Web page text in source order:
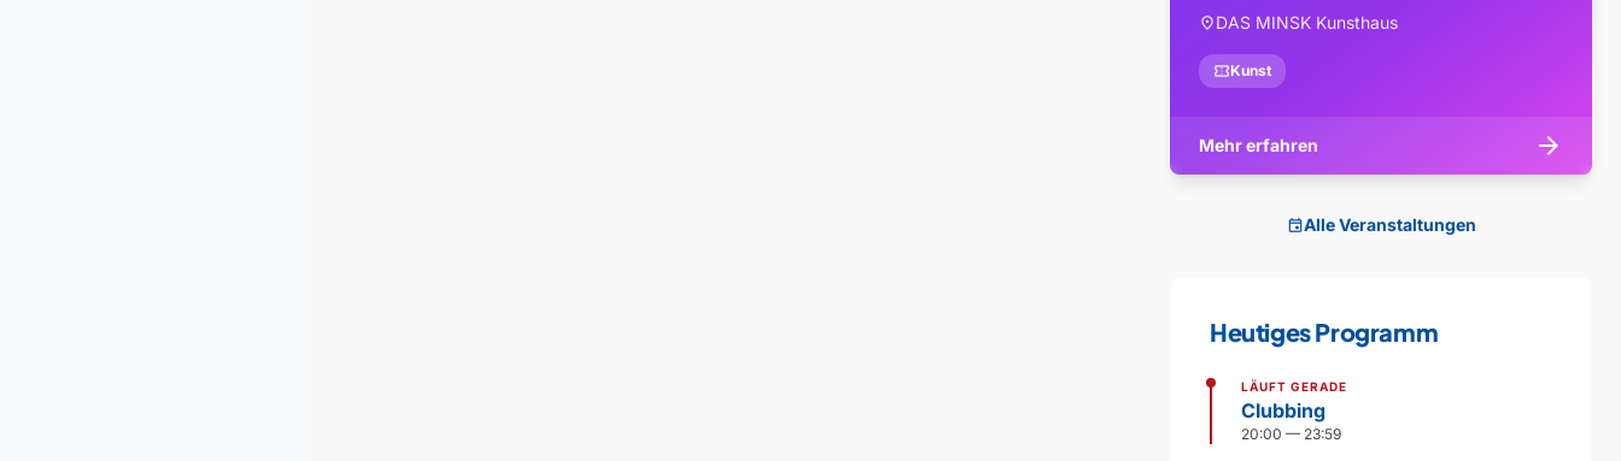
location_onDAS MINSK Kunsthaus
confirmation_numberKunst
Mehr erfahren arrow_forward
eventAlle Veranstaltungen
Heutiges Programm
LÄUFT GERADE
Clubbing
20:00 — 23:59